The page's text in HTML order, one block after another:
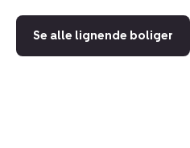
Se alle lignende boliger